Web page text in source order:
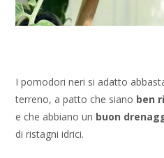
I pomodori neri si adatto
terreno, a patto che siano ben
e che abbiano un buon
di ristagni idrici.